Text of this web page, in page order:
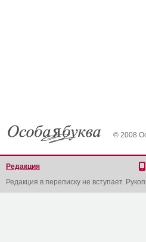
© 2008
Редакция
Редакция в переписку не вступает.